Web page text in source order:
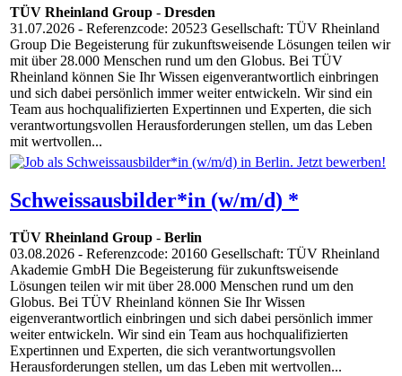
TÜV Rheinland Group - Dresden
31.07.2026 - Referenzcode: 20523 Gesellschaft: TÜV Rheinland
Group Die Begeisterung für zukunftsweisende Lösungen teilen wir
mit über 28.000 Menschen rund um den Globus. Bei TÜV
Rheinland können Sie Ihr Wissen eigenverantwortlich einbringen
und sich dabei persönlich immer weiter entwickeln. Wir sind ein
Team aus hochqualifizierten Expertinnen und Experten, die sich
verantwortungsvollen Herausforderungen stellen, um das Leben
mit wertvollen...
Schweissausbilder*in (w/m/d) *
TÜV Rheinland Group - Berlin
03.08.2026 - Referenzcode: 20160 Gesellschaft: TÜV Rheinland
Akademie GmbH Die Begeisterung für zukunftsweisende
Lösungen teilen wir mit über 28.000 Menschen rund um den
Globus. Bei TÜV Rheinland können Sie Ihr Wissen
eigenverantwortlich einbringen und sich dabei persönlich immer
weiter entwickeln. Wir sind ein Team aus hochqualifizierten
Expertinnen und Experten, die sich verantwortungsvollen
Herausforderungen stellen, um das Leben mit wertvollen...